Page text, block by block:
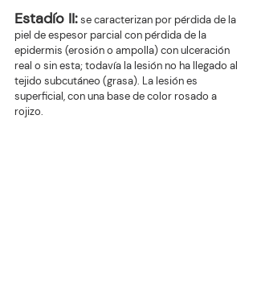
Estadío II: se caracterizan por pérdida de la
piel de espesor parcial con pérdida de la
epidermis (erosión o ampolla) con ulceración
real o sin esta; todavía la lesión no ha llegado al
tejido subcutáneo (grasa). La lesión es
superficial, con una base de color rosado a
rojizo.